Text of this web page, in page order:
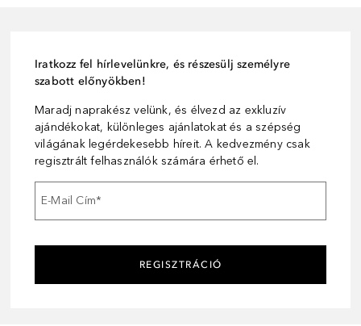
Iratkozz fel hírlevelünkre, és részesülj személyre
szabott előnyökben!
Maradj naprakész velünk, és élvezd az exkluzív
ajándékokat, különleges ajánlatokat és a szépség
világának legérdekesebb híreit. A kedvezmény csak
regisztrált felhasználók számára érhető el.
E-Mail Cím*
REGISZTRÁCIÓ